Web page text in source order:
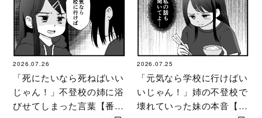
2026.07.26
「死にたいなら死ねばいい
じゃん！」不登校の姉に浴
びせてしまった言葉【番外
2026.07.25
「元気なら学校に行けばい
いじゃん！」姉の不登校で
壊れていった妹の本音【番